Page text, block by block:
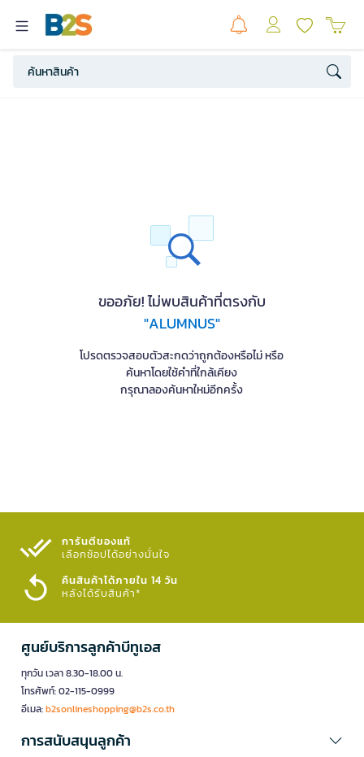
ขออภัย! ไม่พบสินค้าที่ตรงกับ
"ALUMNUS"
โปรดตรวจสอบตัวสะกดว่าถูกต้องหรือไม่ หรือ
ค้นหาโดยใช้คำที่ใกล้เคียง
กรุณาลองค้นหาใหม่อีกครั้ง
การันตีของแท้
เลือกช้อปได้อย่างมั่นใจ​
คืนสินค้าได้ภายใน 14 วัน
หลังได้รับสินค้า*
ศูนย์บริการลูกค้าบีทูเอส
ทุกวัน เวลา 8.30-18.00 น.
โทรศัพท์: 02-115-0999
อีเมล:b2sonlineshopping@b2s.co.th
การสนับสนุนลูกค้า